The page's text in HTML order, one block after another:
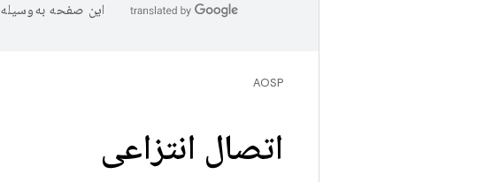
این صفحه به‌وسیله
AOSP
اتصال انتزاعی